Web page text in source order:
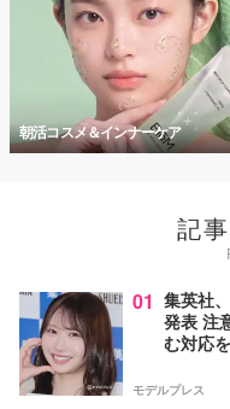
朝活コスメ＆インナーケア
記
01 集英社
発表 注
む対応
モデルプレス